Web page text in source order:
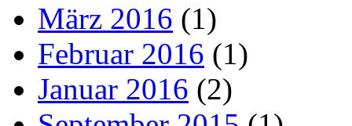
März 2016 (1)
Februar 2016 (1)
Januar 2016 (2)